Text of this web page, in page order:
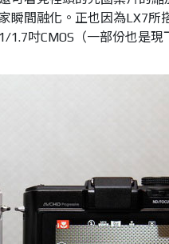
瞬間融化。正也因為LX7所
吋CMOS（一部份也是